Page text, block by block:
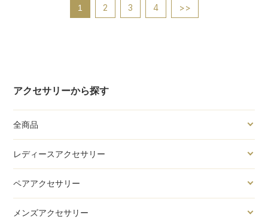
アクセサリーから探す
全商品
レディースアクセサリー
ペアアクセサリー
メンズアクセサリー
1 2 3 4 >>